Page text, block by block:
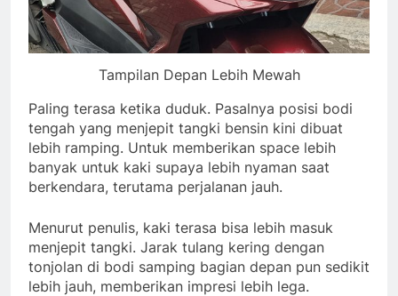
Tampilan Depan Lebih Mewah
Paling terasa ketika duduk. Pasalnya posisi bodi
tengah yang menjepit tangki bensin kini dibuat
lebih ramping. Untuk memberikan space lebih
banyak untuk kaki supaya lebih nyaman saat
berkendara, terutama perjalanan jauh.
Menurut penulis, kaki terasa bisa lebih masuk
menjepit tangki. Jarak tulang kering dengan
tonjolan di bodi samping bagian depan pun sedikit
lebih jauh, memberikan impresi lebih lega.